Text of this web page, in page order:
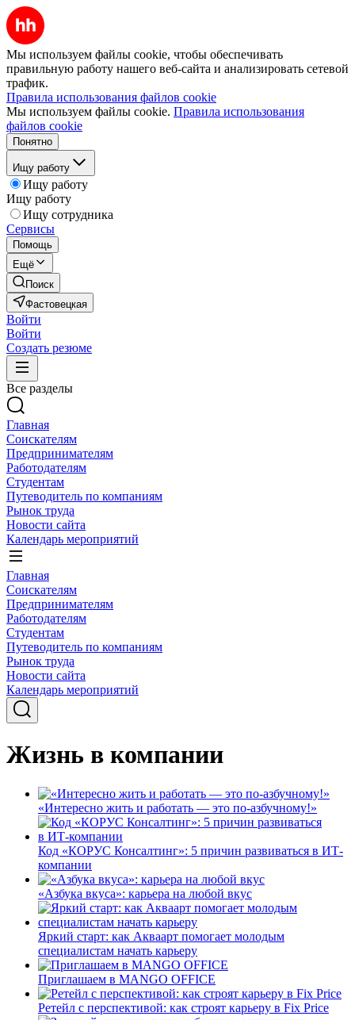
Мы используем файлы cookie, чтобы обеспечивать
правильную работу нашего веб-сайта и анализировать сетевой
трафик.
Правила использования файлов cookie
Мы используем файлы cookie. Правила использования
файлов cookie
Понятно
Ищу работу
Ищу работу
Ищу работу
Ищу сотрудника
Сервисы
Помощь
Ещё
Поиск
Фастовецкая
Войти
Войти
Создать резюме
Все разделы
Главная
Соискателям
Предпринимателям
Работодателям
Студентам
Путеводитель по компаниям
Рынок труда
Новости сайта
Календарь мероприятий
Главная
Соискателям
Предпринимателям
Работодателям
Студентам
Путеводитель по компаниям
Рынок труда
Новости сайта
Календарь мероприятий
Жизнь в компании
«Интересно жить и работать — это по-азбучному!»
Код «КОРУС Консалтинг»: 5 причин развиваться в ИТ-
компании
«Азбука вкуса»: карьера на любой вкус
Яркий старт: как Акваарт помогает молодым
специалистам начать карьеру
Приглашаем в MANGO OFFICE
Ретейл с перспективой: как строят карьеру в Fix Price